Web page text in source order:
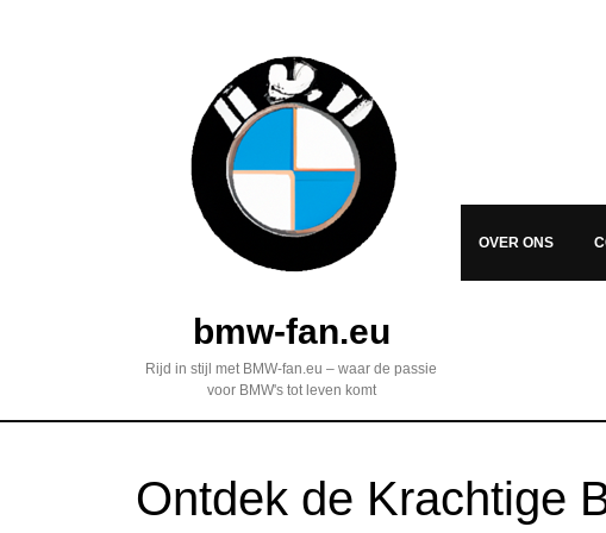
bmw-fan.eu
Rijd in stijl met BMW-fan.eu – waar de passie
voor BMW's tot leven komt
OVER ONS
Ontdek de Krachtige